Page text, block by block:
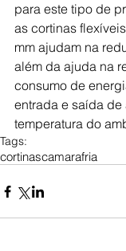
para este tipo de
as cortinas
mm ajudam na
além da ajuda na
consumo de
entrada e saída de
temperatura do
Tags:
cortinascamarafria